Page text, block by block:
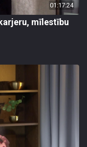
01:17:24
mīlestību